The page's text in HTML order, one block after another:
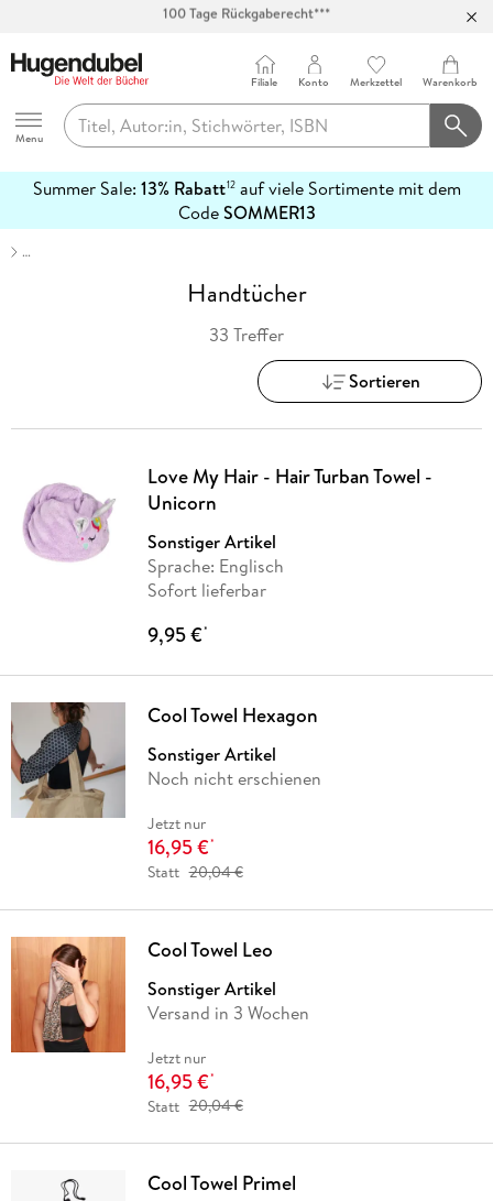
Abholung in über 100 Filialen
Hugendubel
Menu
Filiale Konto Merkzettel Warenkorb
Summer Sale: 13% Rabatt12auf viele Sortimente mit dem
CodeSOMMER13
erfahren
…
Handtücher
33 Treffer
Sortieren
Love My Hair - Hair Turban Towel -
Unicorn
Sonstiger Artikel
Sprache: Englisch
Sofort lieferbar
9,95 €*
Cool Towel Hexagon
Sonstiger Artikel
Noch nicht erschienen
Jetzt nur
16,95 €*
Statt 20,04 €
Cool Towel Leo
Sonstiger Artikel
Versand in 3 Wochen
Jetzt nur
16,95 €*
Statt 20,04 €
Cool Towel Primel